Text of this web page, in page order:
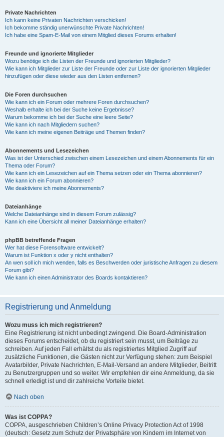
Private Nachrichten
Ich kann keine Privaten Nachrichten verschicken!
Ich bekomme ständig unerwünschte Private Nachrichten!
Ich habe eine Spam-E-Mail von einem Mitglied dieses Forums erhalten!
Freunde und ignorierte Mitglieder
Wozu benötige ich die Listen der Freunde und ignorierten Mitglieder?
Wie kann ich Mitglieder zur Liste der Freunde oder zur Liste der ignorierten Mitglieder
hinzufügen oder diese wieder aus den Listen entfernen?
Die Foren durchsuchen
Wie kann ich ein Forum oder mehrere Foren durchsuchen?
Weshalb erhalte ich bei der Suche keine Ergebnisse?
Warum bekomme ich bei der Suche eine leere Seite?
Wie kann ich nach Mitgliedern suchen?
Wie kann ich meine eigenen Beiträge und Themen finden?
Abonnements und Lesezeichen
Was ist der Unterschied zwischen einem Lesezeichen und einem Abonnements für ein
Thema oder Forum?
Wie kann ich ein Lesezeichen auf ein Thema setzen oder ein Thema abonnieren?
Wie kann ich ein Forum abonnieren?
Wie deaktiviere ich meine Abonnements?
Dateianhänge
Welche Dateianhänge sind in diesem Forum zulässig?
Kann ich eine Übersicht all meiner Dateianhänge erhalten?
phpBB betreffende Fragen
Wer hat diese Forensoftware entwickelt?
Warum ist Funktion x oder y nicht enthalten?
An wen soll ich mich wenden, falls es Beschwerden oder juristische Anfragen zu diesem
Forum gibt?
Wie kann ich einen Administrator des Boards kontaktieren?
Registrierung und Anmeldung
Wozu muss ich mich registrieren?
Eine Registrierung ist nicht unbedingt zwingend. Die Board-Administration
dieses Forums entscheidet, ob du registriert sein musst, um Beiträge zu
schreiben. Auf jeden Fall erhältst du als registriertes Mitglied Zugriff auf
zusätzliche Funktionen, die Gästen nicht zur Verfügung stehen: zum Beispiel
Avatarbilder, Private Nachrichten, E-Mail-Versand an andere Mitglieder, Beitritt
zu Benutzergruppen und so weiter. Wir empfehlen dir eine Anmeldung, da sie
schnell erledigt ist und dir zahlreiche Vorteile bietet.
Nach oben
Was ist COPPA?
COPPA, ausgeschrieben Children’s Online Privacy Protection Act of 1998
(deutsch: Gesetz zum Schutz der Privatsphäre von Kindern im Internet von